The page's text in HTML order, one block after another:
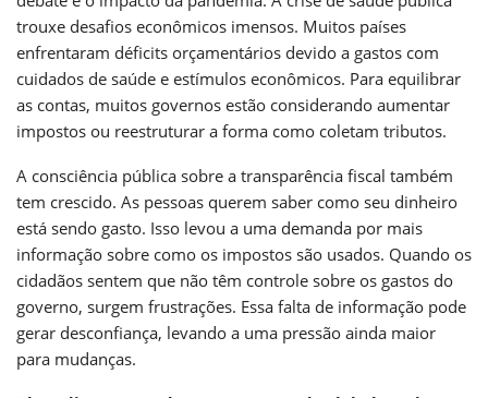
trouxe desafios econômicos imensos. Muitos países
enfrentaram déficits orçamentários devido a gastos com
cuidados de saúde e estímulos econômicos. Para equilibrar
as contas, muitos governos estão considerando aumentar
impostos ou reestruturar a forma como coletam tributos.
A consciência pública sobre a transparência fiscal também
tem crescido. As pessoas querem saber como seu dinheiro
está sendo gasto. Isso levou a uma demanda por mais
informação sobre como os impostos são usados. Quando os
cidadãos sentem que não têm controle sobre os gastos do
governo, surgem frustrações. Essa falta de informação pode
gerar desconfiança, levando a uma pressão ainda maior
para mudanças.